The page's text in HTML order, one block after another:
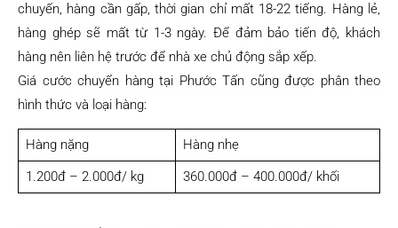
chuyến, hàng cần gấp, thời gian chỉ mất 18-22 tiếng. Hàng lẻ,
hàng ghép sẽ mất từ 1-3 ngày. Để đảm bảo tiến độ, khách
hàng nên liên hệ trước để nhà xe chủ động sắp xếp.
Giá cước chuyển hàng tại Phước Tấn cũng được phân theo
hình thức và loại hàng:
Hàng nặng
Hàng nhẹ
1.200đ – 2.000đ/ kg
360.000đ – 400.000đ/ khối